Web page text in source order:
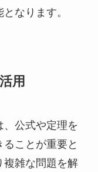
なります。
用
公式や定理を
ことが重要と
複雑な問題を解